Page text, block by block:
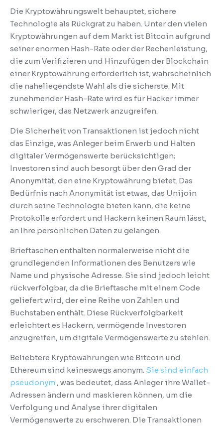
Die Kryptowährungswelt behauptet, sichere
Technologie als Rückgrat zu haben. Unter den vielen
Kryptowährungen auf dem Markt ist Bitcoin aufgrund
seiner enormen Hash-Rate oder der Rechenleistung,
die zum Verifizieren und Hinzufügen der Blockchain
einer Kryptowährung erforderlich ist, wahrscheinlich
die naheliegendste Wahl als die sicherste. Mit
zunehmender Hash-Rate wird es für Hacker immer
schwieriger, das Netzwerk anzugreifen.
Die Sicherheit von Transaktionen ist jedoch nicht
das Einzige, was Anleger beim Erwerb und Halten
digitaler Vermögenswerte berücksichtigen;
Investoren sind auch besorgt über den Grad der
Anonymität, den eine Kryptowährung bietet. Das
Bedürfnis nach Anonymität ist etwas, das Unijoin
durch seine Technologie bieten kann, die keine
Protokolle erfordert und Hackern keinen Raum lässt,
an Ihre persönlichen Daten zu gelangen.
Brieftaschen enthalten normalerweise nicht die
grundlegenden Informationen des Benutzers wie
Name und physische Adresse. Sie sind jedoch leicht
rückverfolgbar, da die Brieftasche mit einem Code
geliefert wird, der eine Reihe von Zahlen und
Buchstaben enthält. Diese Rückverfolgbarkeit
erleichtert es Hackern, vermögende Investoren
anzugreifen, um digitale Vermögenswerte zu stehlen.
Beliebtere Kryptowährungen wie Bitcoin und
Ethereum sind keineswegs anonym. Sie sind einfach
pseudonym , was bedeutet, dass Anleger ihre Wallet-
Adressen ändern und maskieren können, um die
Verfolgung und Analyse ihrer digitalen
Vermögenswerte zu erschweren. Die Transaktionen